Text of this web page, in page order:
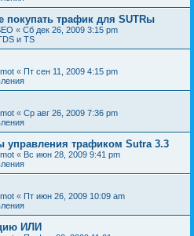
покупать трафик для SUTRы
« Сб дек 26, 2009 3:15 pm
и TS
« Пт сен 11, 2009 4:15 pm
« Ср авг 26, 2009 7:36 pm
управления трафиком Sutra 3.3
« Вс июн 28, 2009 9:41 pm
« Пт июн 26, 2009 10:09 am
ИЛИ